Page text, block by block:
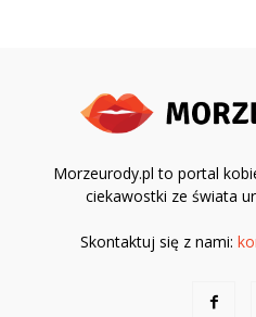
Morzeurody.pl to portal
ciekawostki ze świata
Skontaktuj się z nami: